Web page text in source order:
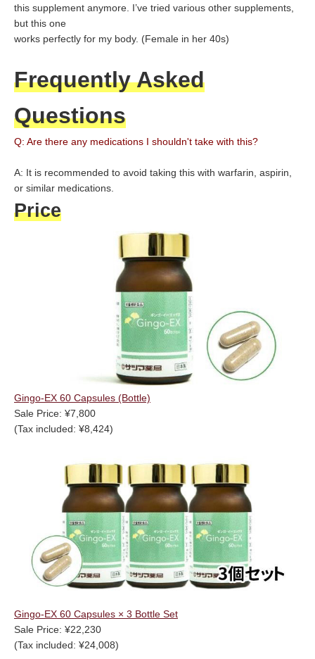
this supplement anymore. I’ve tried various other supplements,
but this one
works perfectly for my body. (Female in her 40s)
Frequently Asked
Questions
Q: Are there any medications I shouldn't take with this?
A: It is recommended to avoid taking this with warfarin, aspirin,
or similar medications.
Price
Gingo-EX 60 Capsules (Bottle)
Sale Price: ¥7,800
(Tax included: ¥8,424)
Gingo-EX 60 Capsules × 3 Bottle Set
Sale Price: ¥22,230
(Tax included: ¥24,008)